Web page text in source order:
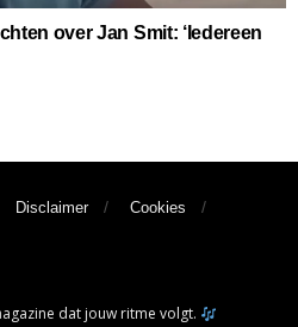
over Jan Smit: ‘Iedereen
Disclaimer
Cookies
dat jouw ritme volgt.